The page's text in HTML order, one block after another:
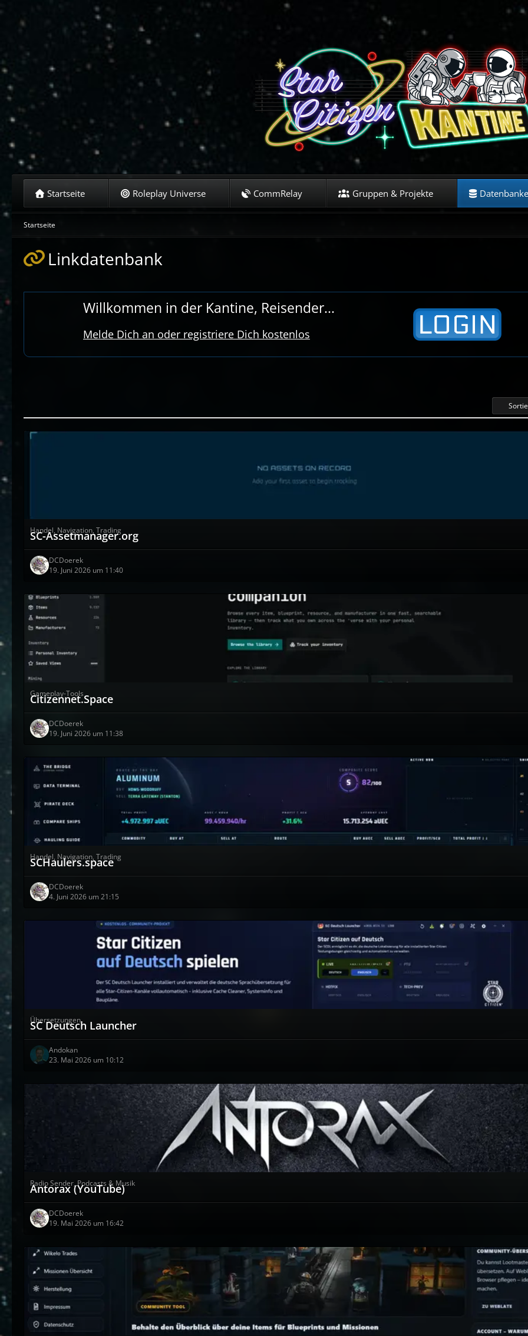
Startseite Roleplay Universe CommRelay Gruppen & Projekte
Startseite
Linkdatenbank
Willkommen in der Kantine, Reisender...
Melde Dich an oder registriere Dich kostenlos
Handel, Navigation, Trading
SC-Assetmanager.org
DCDoerek
19. Juni 2026 um 11:40
Gameplay-Tools
Citizennet.Space
DCDoerek
19. Juni 2026 um 11:38
Handel, Navigation, Trading
SCHaulers.space
DCDoerek
4. Juni 2026 um 21:15
Übersetzungen
SC Deutsch Launcher
Andokan
23. Mai 2026 um 10:12
Radio Sender, Podcasts & Musik
Antorax (YouTube)
DCDoerek
19. Mai 2026 um 16:42